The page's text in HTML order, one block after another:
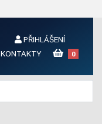
PŘIHLÁŠENÍ
KONTAKTY
0